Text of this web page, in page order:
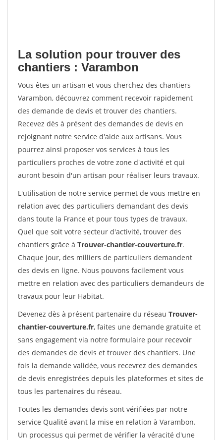
La solution pour trouver des
chantiers : Varambon
Vous êtes un artisan et vous cherchez des chantiers
Varambon, découvrez comment recevoir rapidement
des demande de devis et trouver des chantiers.
Recevez dès à présent des demandes de devis en
rejoignant notre service d'aide aux artisans. Vous
pourrez ainsi proposer vos services à tous les
particuliers proches de votre zone d'activité et qui
auront besoin d'un artisan pour réaliser leurs travaux.
L'utilisation de notre service permet de vous mettre en
relation avec des particuliers demandant des devis
dans toute la France et pour tous types de travaux.
Quel que soit votre secteur d'activité, trouver des
chantiers grâce à Trouver-chantier-couverture.fr.
Chaque jour, des milliers de particuliers demandent
des devis en ligne. Nous pouvons facilement vous
mettre en relation avec des particuliers demandeurs de
travaux pour leur Habitat.
Devenez dès à présent partenaire du réseau Trouver-
chantier-couverture.fr, faites une demande gratuite et
sans engagement via notre formulaire pour recevoir
des demandes de devis et trouver des chantiers. Une
fois la demande validée, vous recevrez des demandes
de devis enregistrées depuis les plateformes et sites de
tous les partenaires du réseau.
Toutes les demandes devis sont vérifiées par notre
service Qualité avant la mise en relation à Varambon.
Un processus qui permet de vérifier la véracité d'une